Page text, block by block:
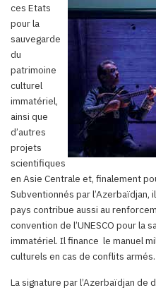
ces Etats
pour la
sauvegarde
du
patrimoine
culturel
immatériel,
ainsi que
d’autres
projets
scientifiques
en Asie Centrale et, finalement
Subventionnés par l’Azerbaïdjan,
pays contribue aussi au
convention de l’UNESCO pour la
immatériel. Il finance le manuel
culturels en cas de conflits armés.
La signature par l’Azerbaïdjan